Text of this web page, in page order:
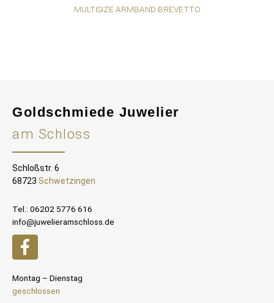
MULTISIZE ARMBAND BREVETTO
Goldschmiede Juwelier
am Schloss
Schloßstr. 6
68723 Schwetzingen
Tel.: 06202 5776 616
info@juwelieramschloss.de
Montag – Dienstag
geschlossen